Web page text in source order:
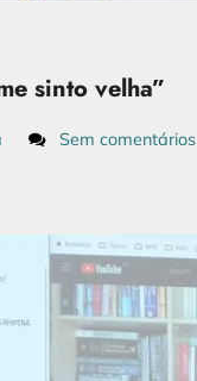
sinto velha”
Sem comentários